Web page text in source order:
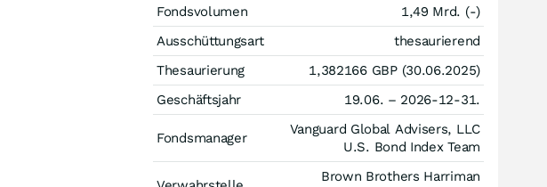
Fondsvolumen
1,49 Mrd. (-)
Ausschüttungsart
thesaurierend
Thesaurierung
1,382166 GBP(30.06.2025)
Geschäftsjahr
19.06. – 2026-12-31.
Fondsmanager
Vanguard Global Advisers, LLC
U.S. Bond Index Team
Brown Brothers Harriman